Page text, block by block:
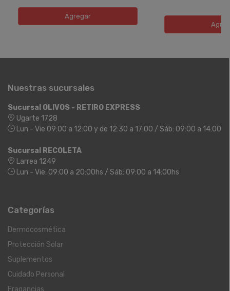
Agregar
Nuestras sucursales
Sucursal OLIVOS - RETIRO EXPRESS
Ugarte 1728
Lun - Vie 09:00 a 12:00 y de 12:30 a 17:00 / Sáb: 09:00 a 14:00
Sucursal RECOLETA
Larrea 1249
Lun - Vie: 09:00 a 20:00hs / Sáb: 09:00 a 14:00hs
Categorías
Dermocosmética
Protección Solar
Suplementos
Cuidado Personal
Fragancias